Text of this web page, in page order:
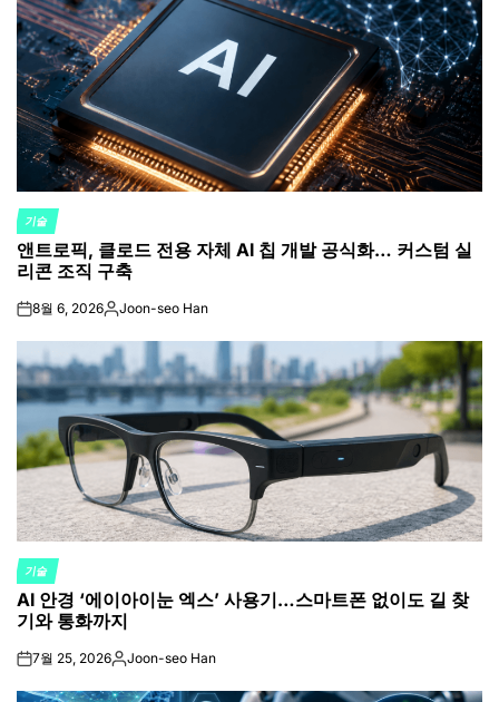
POSTED
IN
기술
앤트로픽, 클로드 전용 자체 AI 칩 개발 공식화… 커스텀 실
리콘 조직 구축
on8월 6, 2026Posted
Joon-seo Han
POSTED
IN
기술
AI 안경 ‘에이아이눈 엑스’ 사용기…스마트폰 없이도 길 찾
기와 통화까지
on7월 25, 2026Posted
Joon-seo Han